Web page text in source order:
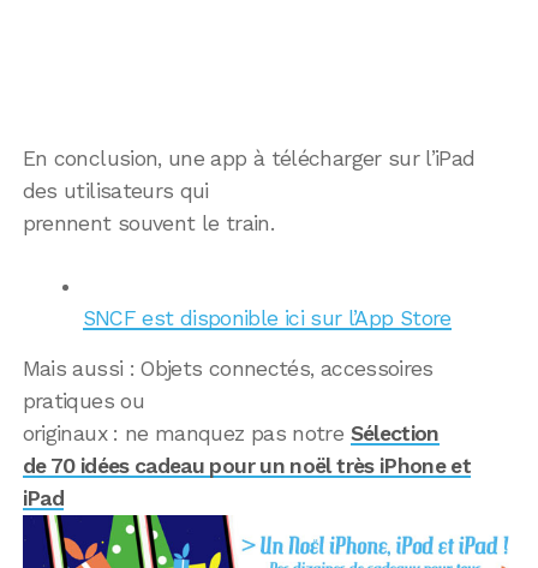
En conclusion, une app à télécharger sur l’iPad
des utilisateurs qui
prennent souvent le train.
SNCF est disponible ici sur l’App Store
Mais aussi : Objets connectés, accessoires
pratiques ou
originaux : ne manquez pas notre Sélection
de 70 idées cadeau pour un noël très iPhone et
iPad